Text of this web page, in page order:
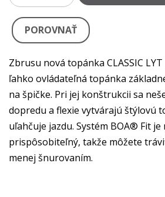
POROVNAŤ
Zbrusu nová topánka CLASSIC
ľahko ovládateľná topánka
na špičke. Pri jej konštrukcii sa
dopredu a flexie vytvárajú štýlovú
uľahčuje jazdu. Systém BOA® Fit je
prispôsobiteľný, takže môžete
menej šnurovaním.